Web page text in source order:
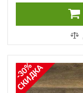
-30%
СКИДКА